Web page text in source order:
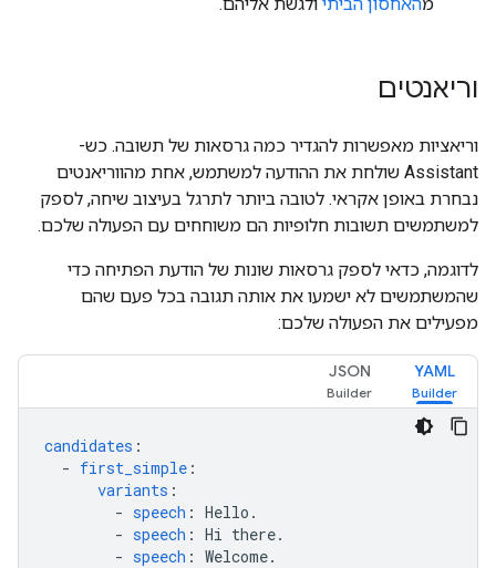
וריאנטים
וריאציות מאפשרות להגדיר כמה גרסאות של תשובה. כש-
Assistant שולחת את ההודעה למשתמש, אחת מהווריאנטים
נבחרת באופן אקראי. לטובה ביותר לתרגל בעיצוב שיחה, לספק
למשתמשים תשובות חלופיות הם משוחחים עם הפעולה שלכם.
לדוגמה, כדאי לספק גרסאות שונות של הודעת הפתיחה כדי
שהמשתמשים לא ישמעו את אותה תגובה בכל פעם שהם
מפעילים את הפעולה שלכם:
YAML
JSON
candidates :
- first_simple :
variants :
- speech : Hello.
- speech : Hi there.
- speech : Welcome.